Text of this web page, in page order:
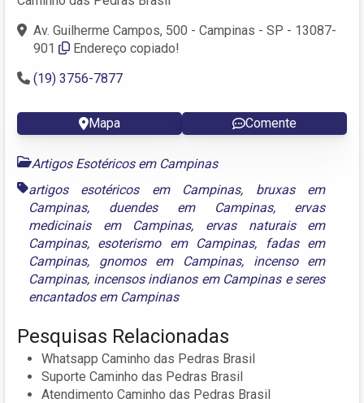
Av. Guilherme Campos, 500 - Campinas - SP - 13087-
901
Endereço copiado!
(19) 3756-7877
Mapa Comente
Artigos Esotéricos em Campinas
artigos esotéricos em Campinas, bruxas em
Campinas, duendes em Campinas, ervas
medicinais em Campinas, ervas naturais em
Campinas, esoterismo em Campinas,
fadas em
Campinas, gnomos em Campinas, incenso em
Campinas, incensos indianos em Campinaseseres
encantados em Campinas
Pesquisas Relacionadas
Whatsapp Caminho das Pedras Brasil
Suporte Caminho das Pedras Brasil
Atendimento Caminho das Pedras Brasil